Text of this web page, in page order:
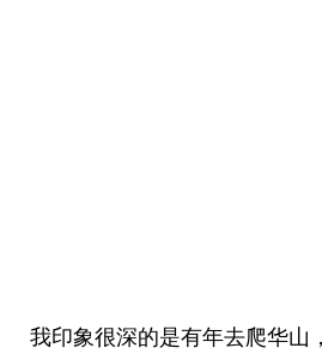
我印象很深的是有年去爬华山